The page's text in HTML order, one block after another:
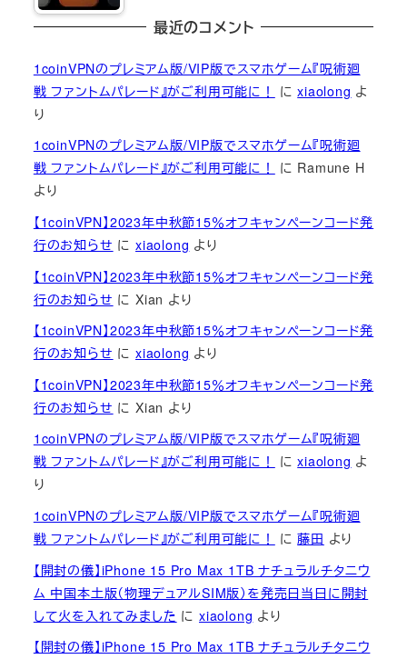
最近のコメント
1coinVPNのプレミアム版/VIP版でスマホゲーム『呪術廻
戦 ファントムパレード』がご利用可能に！
にxiaolong よ
り
1coinVPNのプレミアム版/VIP版でスマホゲーム『呪術廻
戦 ファントムパレード』がご利用可能に！
に Ramune H
より
【1coinVPN】2023年中秋節15％オフキャンペーンコード発
行のお知らせ にxiaolong より
【1coinVPN】2023年中秋節15％オフキャンペーンコード発
行のお知らせ にXian より
【1coinVPN】2023年中秋節15％オフキャンペーンコード発
行のお知らせ にxiaolong より
【1coinVPN】2023年中秋節15％オフキャンペーンコード発
行のお知らせ にXian より
1coinVPNのプレミアム版/VIP版でスマホゲーム『呪術廻
戦 ファントムパレード』がご利用可能に！
にxiaolong よ
り
1coinVPNのプレミアム版/VIP版でスマホゲーム『呪術廻
戦 ファントムパレード』がご利用可能に！
に藤田 より
【開封の儀】iPhone 15 Pro Max 1TB ナチュラルチタニウ
ム 中国本土版（物理デュアルSIM版）を発売日当日に開封
して火を入れてみました にxiaolong より
【開封の儀】iPhone 15 Pro Max 1TB ナチュラルチタニウ